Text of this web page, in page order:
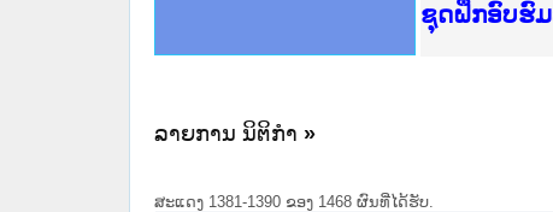
Ministry of
ເຜີຍແຜ່ວັບ
ກະຊວງຍຸຕິທ
ຊຸດຝຶກອົບຮົ
ກອງປະຊຸມທົ
ຝຶກອົບຮົມ ຜູ່
ຝຶກອົບຮົມ ຜູ່
ເຜີຍແຜ່ແອັ
ເຜີຍແຜ່ແອັບ
ຍົກລະດັບວຽ
ຊຸດຝຶກອົບຮົມ
ລາຍການ ນິຕິກໍາ »
ສະແດງ 1381-1390 ຂອງ 1468 ຜົນທີ່ໄດ້ຮັບ.